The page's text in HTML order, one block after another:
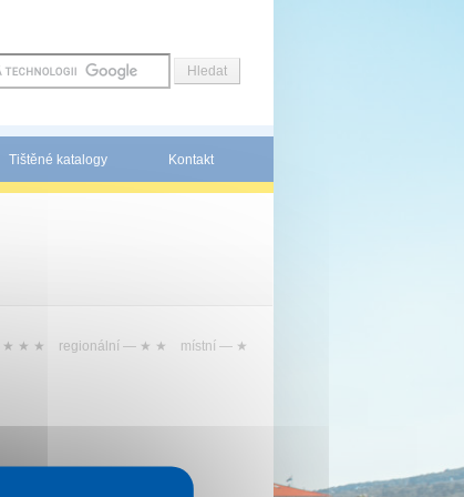
Tištěné katalogy Kontakt
★ ★ ★ regionální — ★ ★ místní — ★